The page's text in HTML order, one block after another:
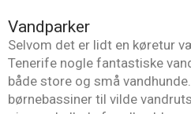
Vandparker
Selvom det er lidt en køretur
Tenerife nogle fantastiske
både store og små
børnebassiner til vilde